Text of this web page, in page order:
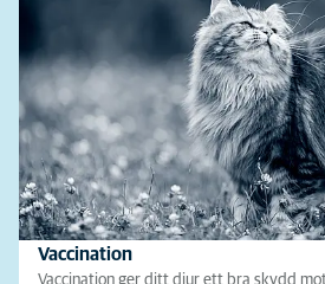
Vaccination
Vaccination ger ditt djur ett bra skydd